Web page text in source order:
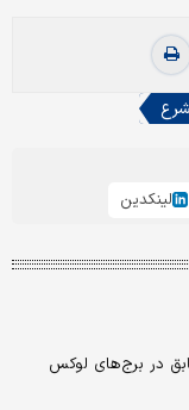
لینکدین
در برج‌های لوکس